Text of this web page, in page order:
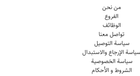
من نحن
الفروع
الوظائف
تواصل معنا
سياسة التوصيل
الإرجاع والاستبدال
سياسة الخصوصية
الشروط و الأحكام